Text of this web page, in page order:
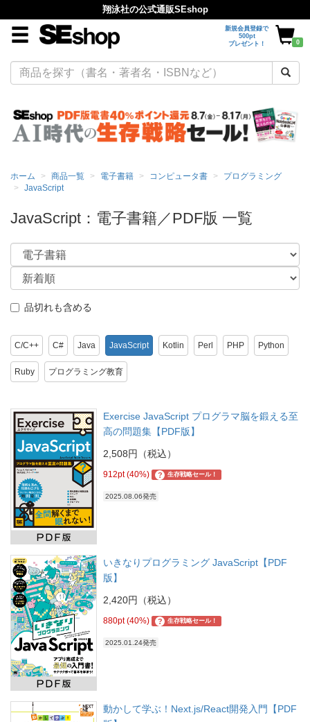
翔泳社の公式通販SEshop
新規会員登録で
500pt
プレゼント！
0
ホーム 商品一覧 電子書籍 コンピュータ書
プログラミング
JavaScript
JavaScript：電子書籍／PDF版 一覧
品切れも含める
C/C++ C# Java JavaScript Kotlin Perl PHP Python
Ruby プログラミング教育
Exercise JavaScript プログラマ脳を鍛える至
高の問題集【PDF版】
2,508円（税込）
912pt (40%) ? 生存戦略セール！
2025.08.06発売
いきなりプログラミング JavaScript【PDF
版】
2,420円（税込）
880pt (40%) ? 生存戦略セール！
2025.01.24発売
動かして学ぶ！Next.js/React開発入門【PDF